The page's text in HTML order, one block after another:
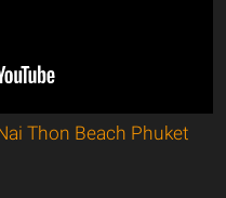
Thon Beach Phuket